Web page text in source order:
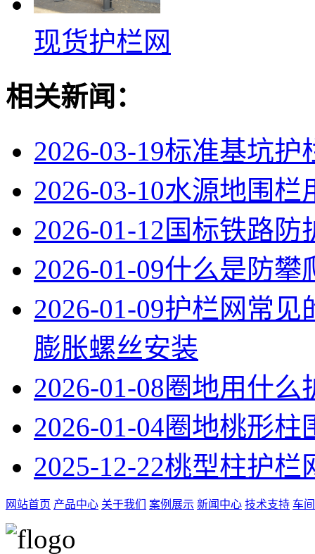
现货护栏网
相关新闻：
2026-03-19标准基坑护
2026-03-10水源地围栏
2026-01-12国标铁路防
2026-01-09什么是防攀
2026-01-09护栏网常见
膨胀螺丝安装
2026-01-08圈地用什么
2026-01-04圈地桃形柱
2025-12-22桃型柱护栏
网站首页 产品中心 关于我们 案例展示 新闻中心 技术支持 车